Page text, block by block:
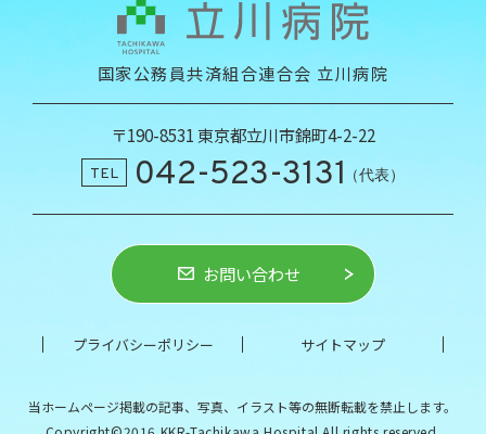
国家公務員共済組合連合会 立川病院
〒190-8531 東京都立川市錦町4-2-22
TEL 042-523-3131 （代表）
お問い合わせ
プライバシーポリシー サイトマップ
当ホームページ掲載の記事、写真、イラスト等の無断転載を禁止します。